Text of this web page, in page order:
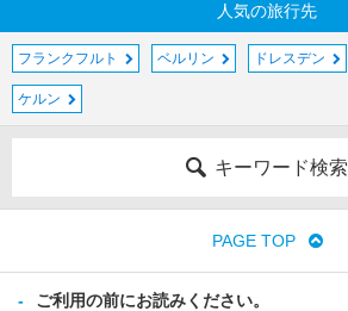
人気の旅行先
フランクフルト ベルリン ドレスデン
ケルン
キーワード検索
PAGE TOP
ご利用の前にお読みください。